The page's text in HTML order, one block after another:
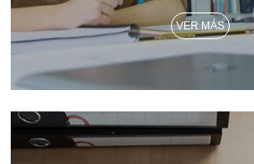
VER MÁS